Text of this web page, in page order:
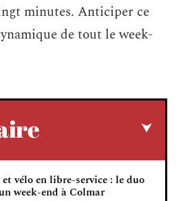
minutes. Anticiper ce
de tout le week-
vélo en libre-service : le duo
week-end à Colmar